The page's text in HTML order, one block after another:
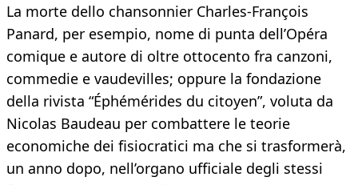
La morte dello chansonnier Charles-François
Panard, per esempio, nome di punta dell’Opéra
comique e autore di oltre ottocento fra canzoni,
commedie e vaudevilles; oppure la fondazione
della rivista “Éphémérides du citoyen”, voluta da
Nicolas Baudeau per combattere le teorie
economiche dei fisiocratici ma che si trasformerà,
un anno dopo, nell’organo ufficiale degli stessi